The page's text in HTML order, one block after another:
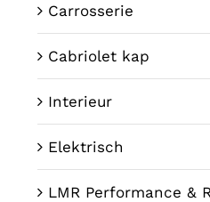
Carrosserie
Cabriolet kap
Interieur
Elektrisch
LMR Performance &